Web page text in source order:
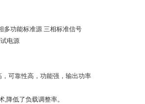
多功能标准源 三相标准信号
电源
可靠性高，功能强，输出功率
降低了负载调整率。